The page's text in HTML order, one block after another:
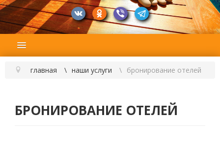
главная наши услуги бронирование отелей
БРОНИРОВАНИЕ ОТЕЛЕЙ